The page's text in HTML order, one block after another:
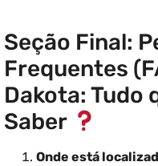
Seção Final:
Frequentes
Dakota: Tudo
Saber
Onde está